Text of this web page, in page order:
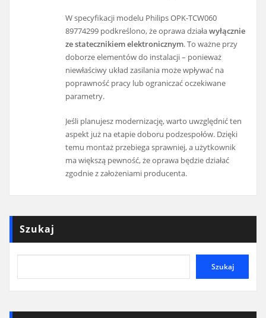
W specyfikacji modelu Philips OPK-TCW060
89774299 podkreślono, że oprawa działawyłącznie
ze statecznikiem elektronicznym. To ważne przy
doborze elementów do instalacji – ponieważ
niewłaściwy układ zasilania może wpływać na
poprawność pracy lub ograniczać oczekiwane
parametry.
Jeśli planujesz modernizację, warto uwzględnić ten
aspekt już na etapie doboru podzespołów. Dzięki
temu montaż przebiega sprawniej, a użytkownik
ma większą pewność, że oprawa będzie działać
zgodnie z założeniami producenta.
Szukaj
Szukaj